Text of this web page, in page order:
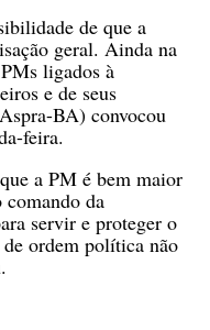
de que a
geral. Ainda na
ligados à
e de seus
BA) convocou
feira.
a PM é bem maior
da
servir e proteger o
ordem política não